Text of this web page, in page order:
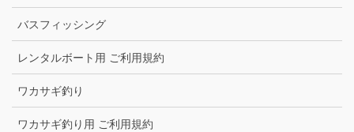
バスフィッシング
レンタルボート用 ご利用規約
ワカサギ釣り
ワカサギ釣り用 ご利用規約